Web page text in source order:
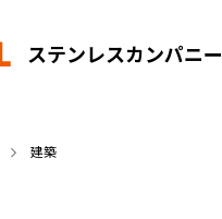
ステンレスカンパニー
建築